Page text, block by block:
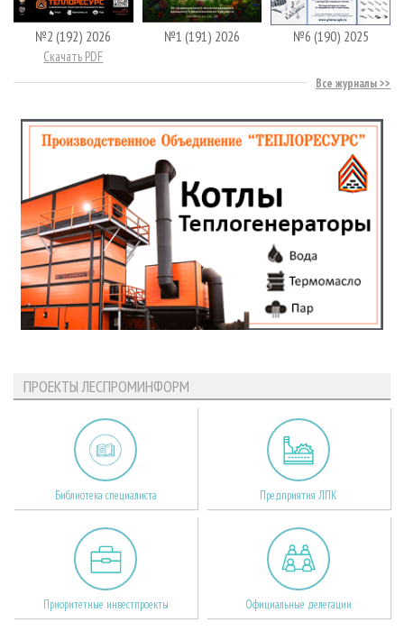
№2 (192) 2026
Скачать PDF
№1 (191) 2026 №6 (190) 2025
Все журналы
ПРОЕКТЫ ЛЕСПРОМИНФОРМ
Библиотека специалиста Предприятия ЛПК
Приоритетные инвестпроекты Официальные делегации